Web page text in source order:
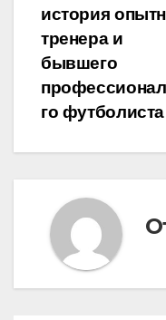
история
тренера и
бывшего
го футболиста